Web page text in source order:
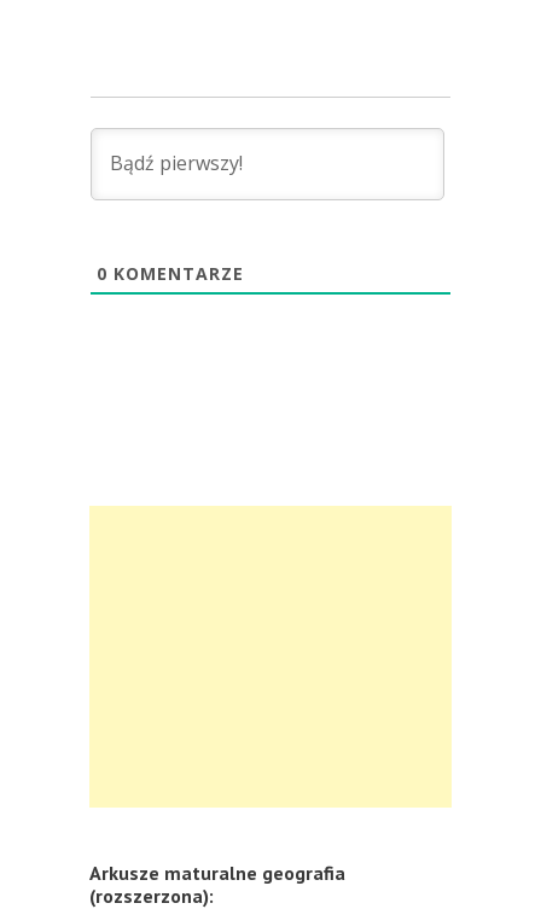
0 KOMENTARZE
Arkusze maturalne geografia
(rozszerzona):